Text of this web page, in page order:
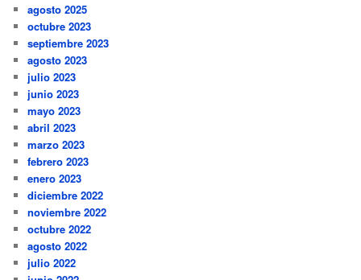
agosto 2025
octubre 2023
septiembre 2023
agosto 2023
julio 2023
junio 2023
mayo 2023
abril 2023
marzo 2023
febrero 2023
enero 2023
diciembre 2022
noviembre 2022
octubre 2022
agosto 2022
julio 2022